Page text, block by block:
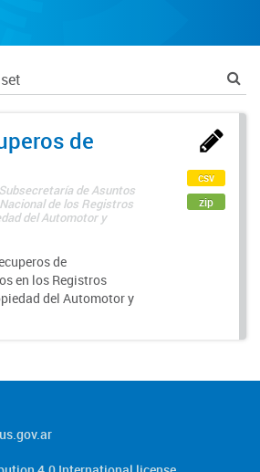
de
de Asuntos
de los Registros
del Automotor y
de
en los Registros
del Automotor y
csv
zip